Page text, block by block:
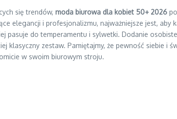
się trendów, moda biurowa dla kobiet 50+ 2026
elegancji i profesjonalizmu, najważniejsze jest,
pasuje do temperamentu i sylwetki. Dodanie
klasyczny zestaw. Pamiętajmy, że pewność siebie i
w swoim biurowym stroju.